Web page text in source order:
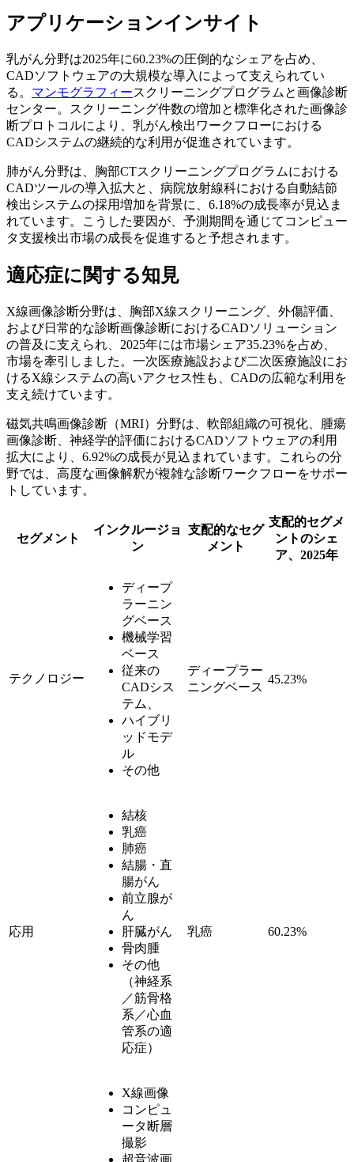
アプリケーションインサイト
乳がん分野は2025年に60.23%の圧倒的なシェアを占め、
CADソフトウェアの大規模な導入によって支えられてい
る。 マンモグラフィースクリーニングプログラムと画像診断
センター。スクリーニング件数の増加と標準化された画像診
断プロトコルにより、乳がん検出ワークフローにおける
CADシステムの継続的な利用が促進されています。
肺がん分野は、胸部CTスクリーニングプログラムにおける
CADツールの導入拡大と、病院放射線科における自動結節
検出システムの採用増加を背景に、6.18%の成長率が見込ま
れています。こうした要因が、予測期間を通じてコン​​ピュー
タ支援検出市場の成長を促進すると予想されます。
適応症に関する知見
X線画像診断分野は、胸部X線スクリーニング、外傷評価、
および日常的な診断画像診断におけるCADソリューション
の普及に支えられ、2025年には市場シェア35.23%を占め、
市場を牽引しました。一次医療施設および二次医療施設にお
けるX線システムの高いアクセス性も、CADの広範な利用を
支え続けています。
磁気共鳴画像診断（MRI）分野は、軟部組織の可視化、腫瘍
画像診断、神経学的評価におけるCADソフトウェアの利用
拡大により、6.92%の成長が見込まれています。これらの分
野では、高度な画像解釈が複雑な診断ワークフローをサポー
トしています。
セグメント
インクルージョ
ン
支配的なセグ
メント
支配的セグメ
ントのシェ
ア、2025年
テクノロジー
ディープ
ラーニン
グベース
機械学習
ベース
従来の
CADシス
テム、
ハイブリ
ッドモデ
ル
その他
ディープラー
ニングベース
45.23%
応用
結核
乳癌
肺癌
結腸・直
腸がん
前立腺が
ん
肝臓がん
骨肉腫
その他
（神経系
／筋骨格
系／心血
管系の適
応症）
乳癌 60.23%
X線画像
コンピュ
ータ断層
撮影
超音波画